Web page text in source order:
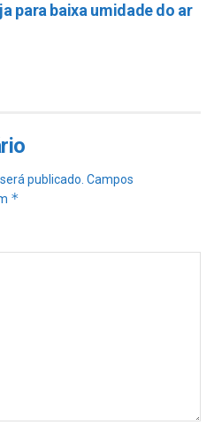
para baixa umidade do ar
publicado. Campos
*